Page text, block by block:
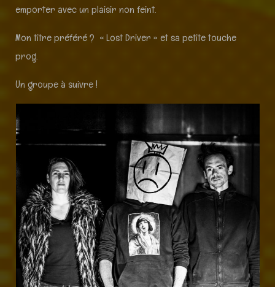
emporter avec un plaisir non feint.
Mon titre préféré ? « Lost Driver » et sa petite touche
prog.
Un groupe à suivre !